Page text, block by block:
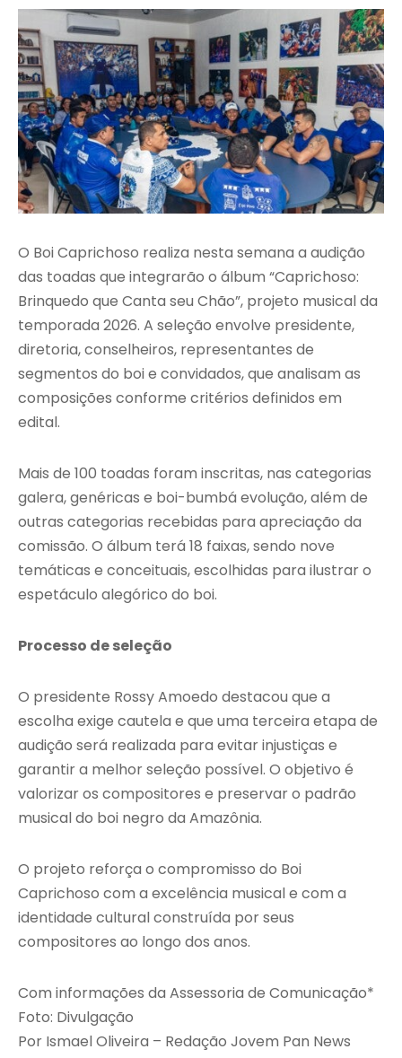
O Boi Caprichoso realiza nesta semana a audição
das toadas que integrarão o álbum “Caprichoso:
Brinquedo que Canta seu Chão”, projeto musical da
temporada 2026. A seleção envolve presidente,
diretoria, conselheiros, representantes de
segmentos do boi e convidados, que analisam as
composições conforme critérios definidos em
edital.
Mais de 100 toadas foram inscritas, nas categorias
galera, genéricas e boi-bumbá evolução, além de
outras categorias recebidas para apreciação da
comissão. O álbum terá 18 faixas, sendo nove
temáticas e conceituais, escolhidas para ilustrar o
espetáculo alegórico do boi.
Processo de seleção
O presidente Rossy Amoedo destacou que a
escolha exige cautela e que uma terceira etapa de
audição será realizada para evitar injustiças e
garantir a melhor seleção possível. O objetivo é
valorizar os compositores e preservar o padrão
musical do boi negro da Amazônia.
O projeto reforça o compromisso do Boi
Caprichoso com a excelência musical e com a
identidade cultural construída por seus
compositores ao longo dos anos.
Com informações da Assessoria de Comunicação*
Foto: Divulgação
Por Ismael Oliveira – Redação Jovem Pan News